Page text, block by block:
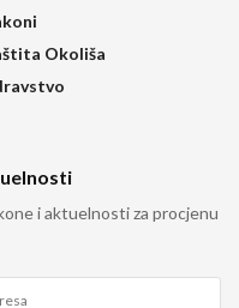
Okoliša
i aktuelnosti za procjenu